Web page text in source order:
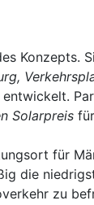
Konzepts.
Solarpreis
für
die
zu